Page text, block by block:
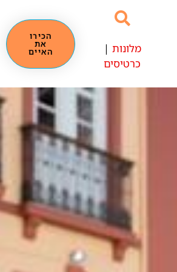
מלונות |
כרטיסים
הכירו
את
האיים